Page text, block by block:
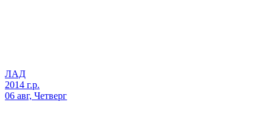
ЛАД
2014 г.р.
06 авг, Четверг